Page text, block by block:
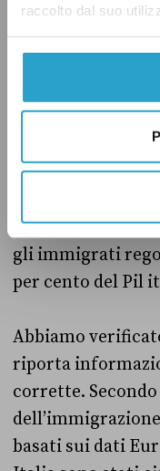
raccolto dal suo
Il senatore
un’intervista ad
immigrati
sono circa 6
cittadinanza
gli immigrati
per cento del Pil
Abbiamo
riporta
corrette.
basati sui dati